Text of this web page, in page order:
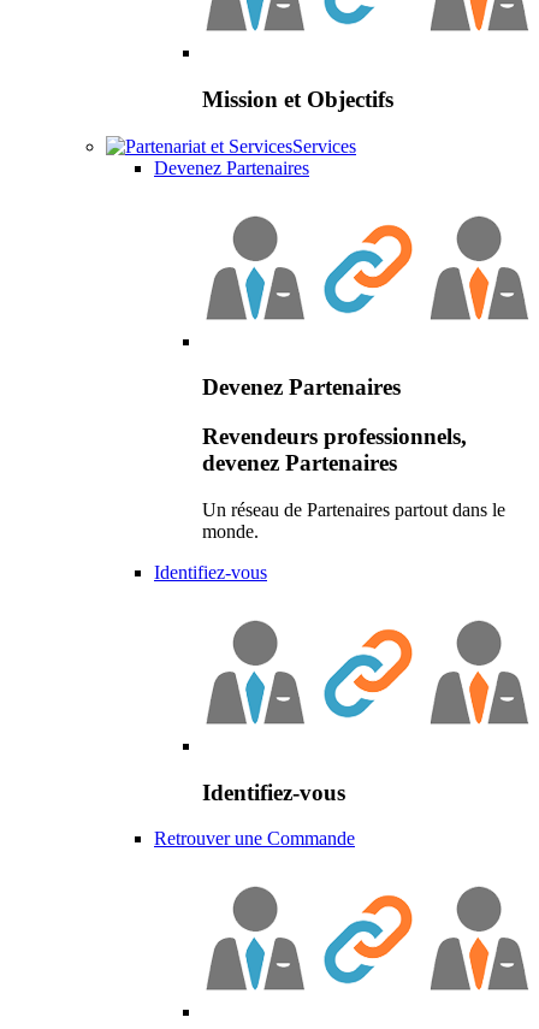
Mission et Objectifs
Services
Devenez Partenaires
Devenez Partenaires
Revendeurs professionnels,
devenez Partenaires
Un réseau de Partenaires partout dans le
monde.
Identifiez-vous
Identifiez-vous
Retrouver une Commande